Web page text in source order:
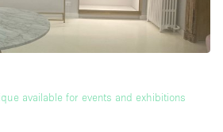
available for events and exhibitions